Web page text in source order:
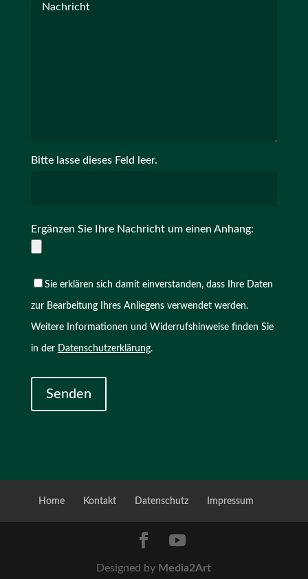
Bitte lasse dieses Feld leer.
Ergänzen Sie Ihre Nachricht um einen Anhang:
Sie erklären sich damit einverstanden, dass Ihre Daten
zur Bearbeitung Ihres Anliegens verwendet werden.
Weitere Informationen und Widerrufshinweise finden Sie
in der Datenschutzerklärung.
Home Kontakt Datenschutz Impressum
Designed by Media2Art